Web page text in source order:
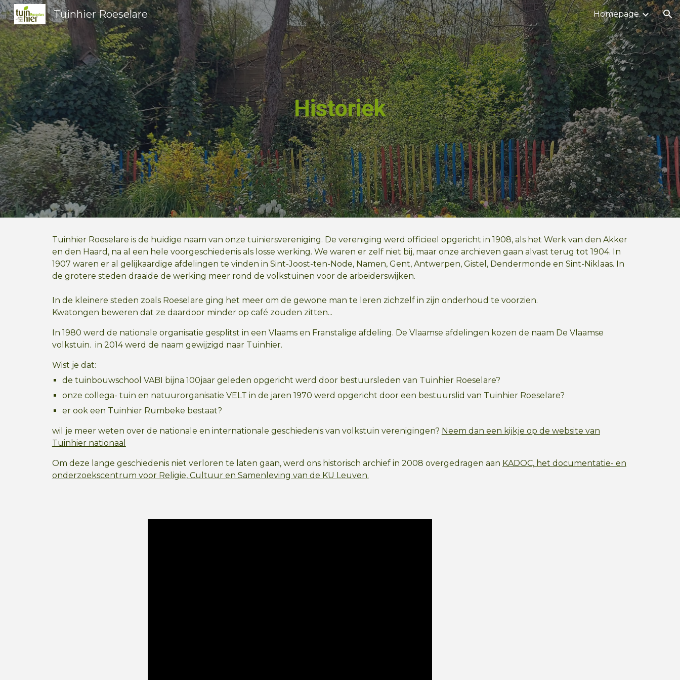
Skip to main content Skip to navigation
Tuinhier Roeselare Homepage
Historiek
Tuinhier Roeselare is de huidige naam van onze tuiniersvereniging. De vereniging werd officieel opgericht in 1908, als het Werk van den Akker
en den Haard, na al een hele voorgeschiedenis als losse werking. We waren er zelf niet bij, maar onze archieven gaan alvast terug tot 1904. In
1907 waren er al gelijkaardige afdelingen te vinden in Sint-Joost-ten-Node, Namen, Gent, Antwerpen, Gistel, Dendermonde en Sint-Niklaas. In
de grotere steden draaide de werking meer rond de volkstuinen voor de arbeiderswijken.
In de kleinere steden zoals Roeselare ging het meer om de gewone man te leren zichzelf in zijn onderhoud te voorzien.
Kwatongen beweren dat ze daardoor minder op café zouden zitten...
In 1980 werd de nationale organisatie gesplitst in een Vlaams en Franstalige afdeling. De Vlaamse afdelingen kozen de naam De Vlaamse
volkstuin. in 2014 werd de naam gewijzigd naar Tuinhier.
Wist je dat:
de tuinbouwschool VABI bijna 100jaar geleden opgericht werd door bestuursleden van Tuinhier Roeselare?
onze collega- tuin en natuurorganisatie VELT in de jaren 1970 werd opgericht door een bestuurslid van Tuinhier Roeselare?
er ook een Tuinhier Rumbeke bestaat?
wil je meer weten over de nationale en internationale geschiedenis van volkstuin verenigingen? Neem dan een kijkje op de website van
Tuinhier nationaal
Om deze lange geschiedenis niet verloren te laten gaan, werd ons historisch archief in 2008 overgedragen aan KADOC, het documentatie- en
onderzoekscentrum voor Religie, Cultuur en Samenleving van de KU Leuven.